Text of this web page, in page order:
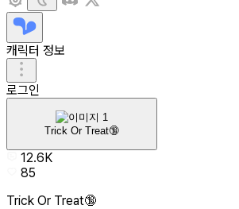
캐릭터 정보
로그인
Trick Or Treat🔞
12.6K
85
Trick Or Treat🔞